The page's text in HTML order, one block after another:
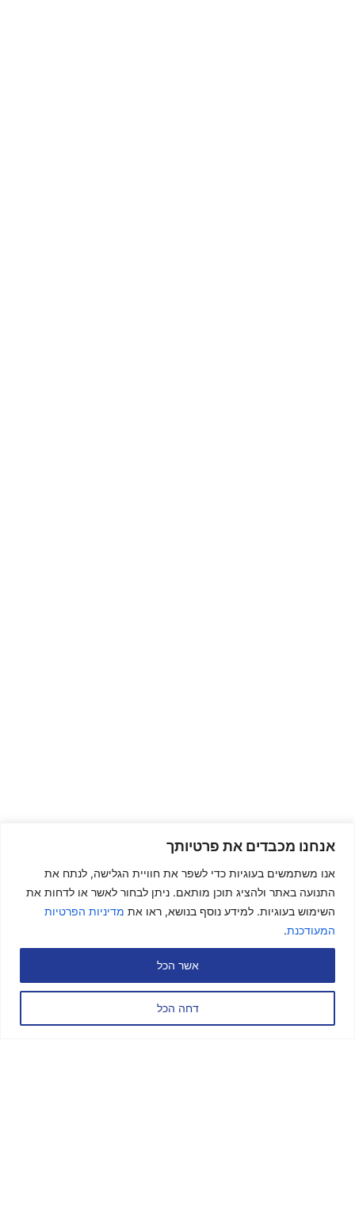
אנחנו מכבדים את פרטיותך
אנו משתמשים בעוגיות כדי לשפר את חוויית הגלישה, לנתח את
התנועה באתר ולהציג תוכן מותאם. ניתן לבחור לאשר או לדחות את
השימוש בעוגיות. למידע נוסף בנושא, ראו את מדיניות הפרטיות
המעודכנת.
דחה הכל
אשר הכל